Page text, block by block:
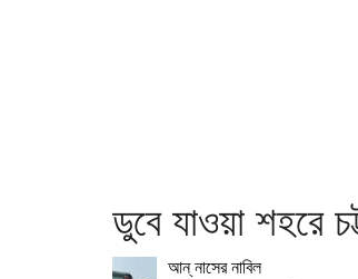
ডুবে যাওয়া শহরে
আন্‌ নাসের নাবিল